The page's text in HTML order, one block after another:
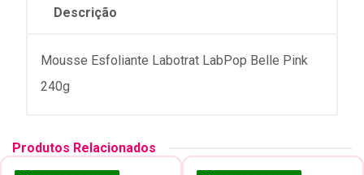
Descrição
Mousse Esfoliante Labotrat LabPop Belle Pink
240g
Produtos Relacionados